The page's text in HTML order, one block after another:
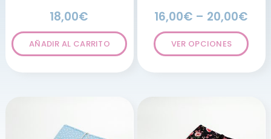
18,00€
AÑADIR AL CARRITO
16,00€ – 20,00€
VER OPCIONES